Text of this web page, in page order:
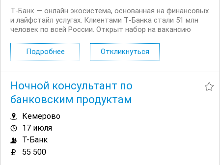
Т‑Банк — онлайн экосистема, основанная на финансовых
и лайфстайл услугах. Клиентами Т‑Банка стали 51 млн
человек по всей России. Открыт набор на вакансию
регионах. Что вы будете делать: Работать с
действующими и потенциальными клиентами на...
Подробнее Откликнуться
Ночной консультант по
банковским продуктам
Кемерово
17 июля
Т-Банк
55 500